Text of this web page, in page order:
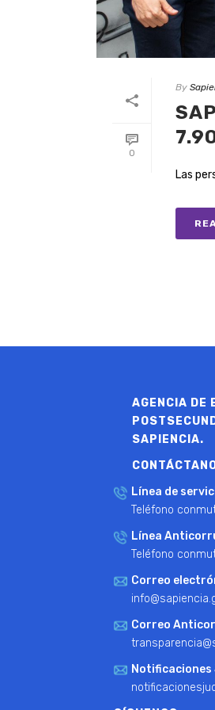
0
By
Las
AGENCIA DE
SAPIENCIA.
Línea de
Teléfono
Línea
Teléfono
Correo
Correo
Notificaciones